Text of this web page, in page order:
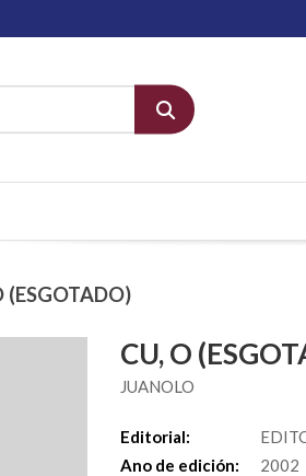
(ESGOTADO)
CU, O
JUANOLO
Editorial:
Ano de edición:
2002